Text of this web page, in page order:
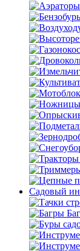
Садовый